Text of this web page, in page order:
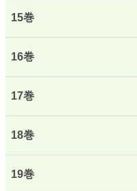
15巻
16巻
17巻
18巻
19巻